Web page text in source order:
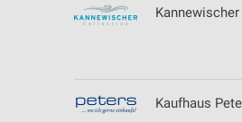
Kaufhaus